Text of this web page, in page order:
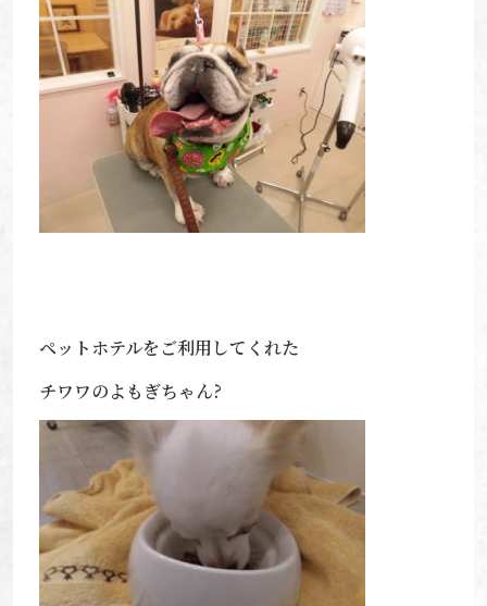
ペットホテルをご利用してくれた
チワワのよもぎちゃん?